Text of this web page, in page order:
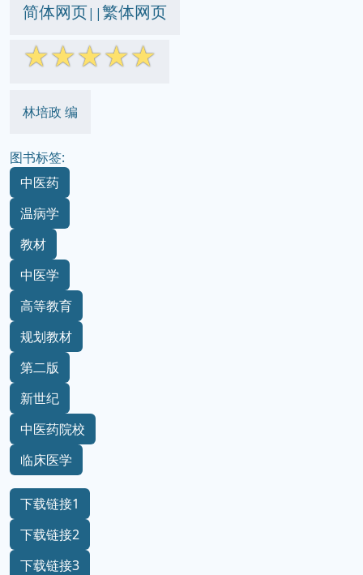
简体网页||繁体网页
☆☆☆☆☆
林培政 编
图书标签:
中医药
温病学
教材
中医学
高等教育
规划教材
第二版
新世纪
中医药院校
临床医学
下载链接1
下载链接2
下载链接3